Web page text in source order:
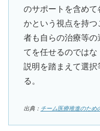
のサポートを含め
かという視点を持つ
者も自らの治療等
てを任せるのでは
説明を踏まえて選
る。
出典： チーム医療推進のため